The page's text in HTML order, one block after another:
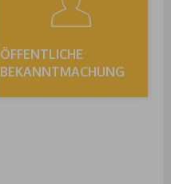
ÖFFENTLICHE
BEKANNTMACHUNG